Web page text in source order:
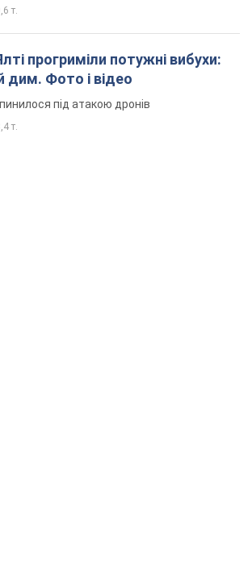
т.
прогриміли потужні вибухи:
дим. Фото і відео
під атакою дронів
т.